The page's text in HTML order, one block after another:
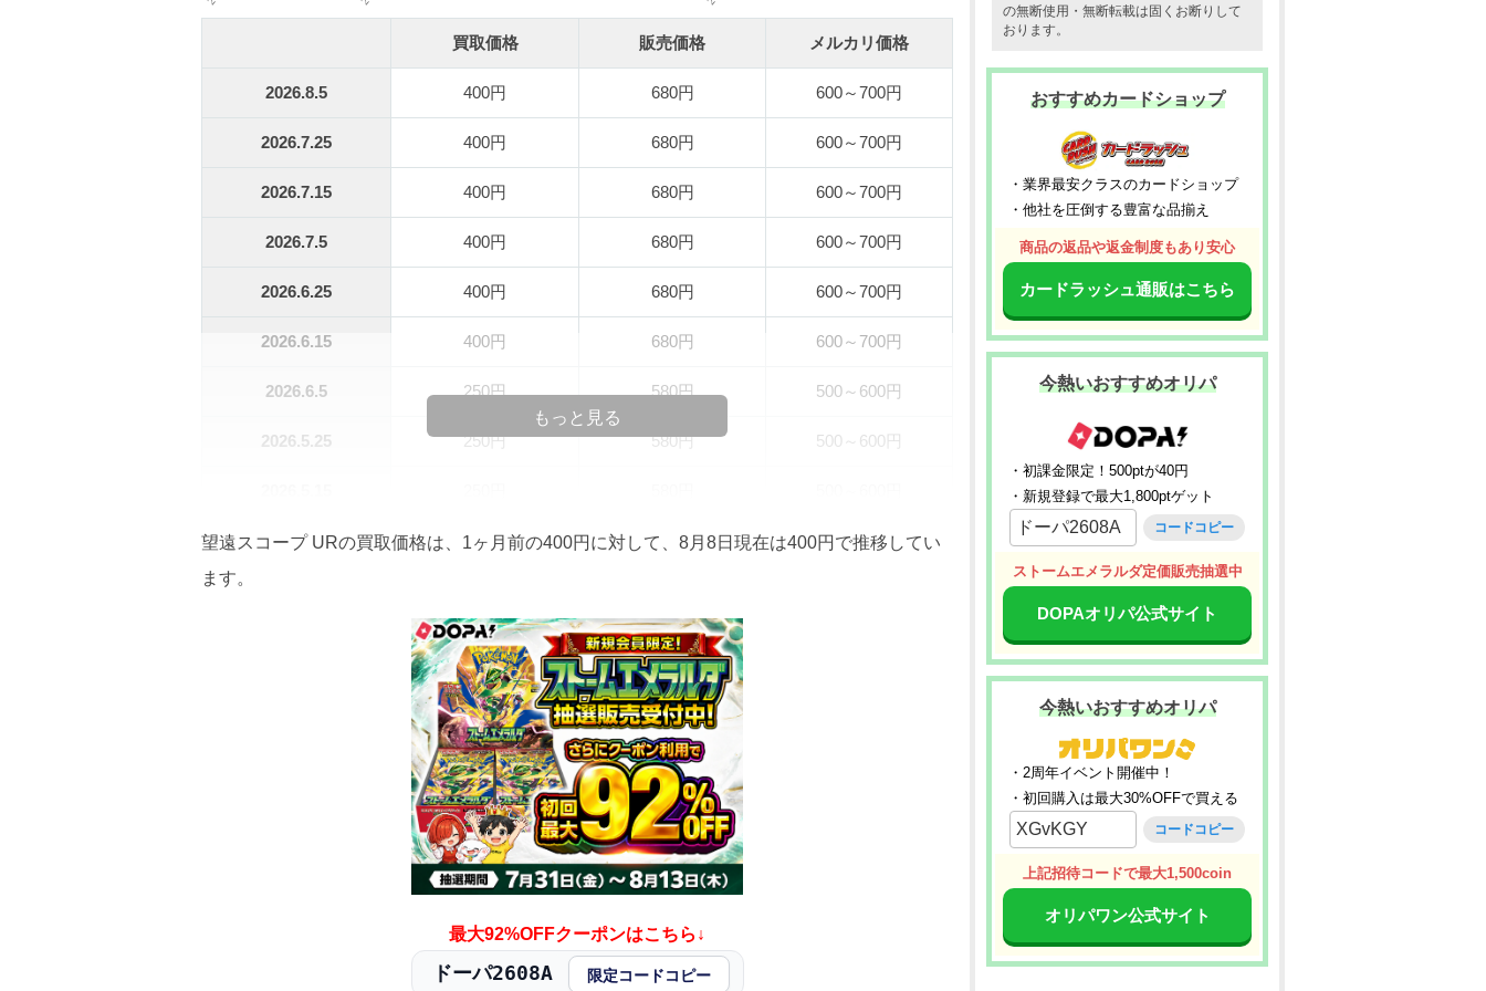
買取価格 販売価格 メルカリ価格
2026.8.5 400円 680円 600～700円
2026.7.25 400円 680円 600～700円
2026.7.15 400円 680円 600～700円
2026.7.5 400円 680円 600～700円
2026.6.25 400円 680円 600～700円
2026.6.15 400円 680円 600～700円
2026.6.5 250円 580円 500～600円
2026.5.25 250円 580円 500～600円
2026.5.5 250円 580円 500～600円
250円 580円
250円 580円
250円 580円
250円 580円
250円 580円
250円 580円
250円 580円
もっと見る
望遠スコープ URの買取価格は、1ヶ月前の400円に対して、8月8日現在は400円で推移してい
ます。
最大92%OFFクーポンはこちら↓
ドーパ2608A 限定コードコピー
の無断使用・無断転載は固くお断りして
おります。
おすすめカードショップ
・業界最安クラスのカードショップ
・他社を圧倒する豊富な品揃え
商品の返品や返金制度もあり安心
カードラッシュ通販はこちら
今熱いおすすめオリパ
・初課金限定！500ptが40円
・新規登録で最大1,800ptゲット
ドーパ2608A コードコピー
ストームエメラルダ定価販売抽選中
DOPAオリパ公式サイト
今熱いおすすめオリパ
・2周年イベント開催中！
・初回購入は最大30%OFFで買える
XGvKGY コードコピー
上記招待コードで最大1,500coin
オリパワン公式サイト